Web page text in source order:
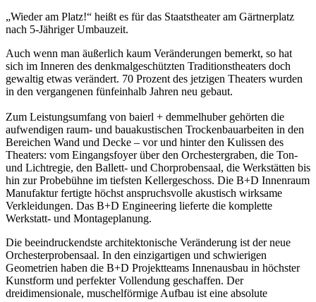
„Wieder am Platz!“ heißt es für das Staatstheater am Gärtnerplatz
nach 5-Jähriger Umbauzeit.
Auch wenn man äußerlich kaum Veränderungen bemerkt, so hat
sich im Inneren des denkmalgeschützten Traditionstheaters doch
gewaltig etwas verändert. 70 Prozent des jetzigen Theaters wurden
in den vergangenen fünfeinhalb Jahren neu gebaut.
Zum Leistungsumfang von baierl + demmelhuber gehörten die
aufwendigen raum- und bauakustischen Trockenbauarbeiten in den
Bereichen Wand und Decke – vor und hinter den Kulissen des
Theaters: vom Eingangsfoyer über den Orchestergraben, die Ton-
und Lichtregie, den Ballett- und Chorprobensaal, die Werkstätten bis
hin zur Probebühne im tiefsten Kellergeschoss. Die B+D Innenraum
Manufaktur fertigte höchst anspruchsvolle akustisch wirksame
Verkleidungen. Das B+D Engineering lieferte die komplette
Werkstatt- und Montageplanung.
Die beeindruckendste architektonische Veränderung ist der neue
Orchesterprobensaal. In den einzigartigen und schwierigen
Geometrien haben die B+D Projektteams Innenausbau in höchster
Kunstform und perfekter Vollendung geschaffen. Der
dreidimensionale, muschelförmige Aufbau ist eine absolute